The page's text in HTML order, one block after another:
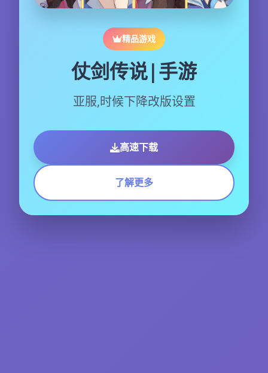
精品游戏
仗剑传说|手游
亚服,时候下降改版设置
高速下载
了解更多